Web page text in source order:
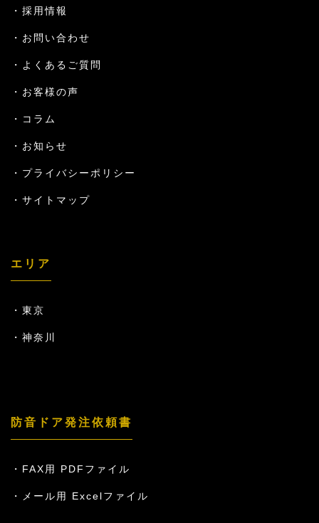
採用情報
お問い合わせ
よくあるご質問
お客様の声
コラム
お知らせ
プライバシーポリシー
サイトマップ
エリア
東京
神奈川
防音ドア発注依頼書
FAX用 PDFファイル
メール用 Excelファイル